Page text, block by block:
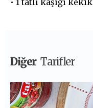
• 1 tatlı kaşığı kekik
Diğer Tarifler